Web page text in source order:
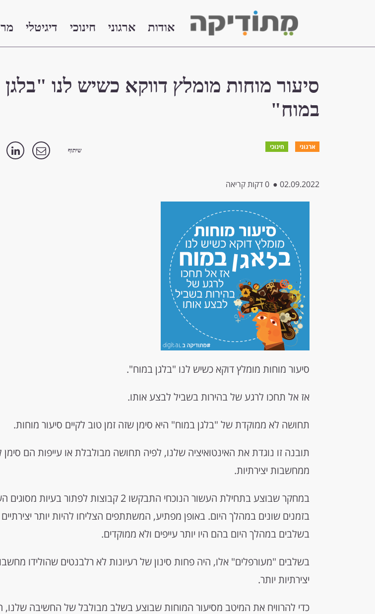
אודות ארגוני חינוכי דיגיטלי
סיעור מוחות מומלץ דווקא כשיש לנו "בלגן
במוח"
ארגוני חינוכי שיתוף
02.09.2022
● 0 דקות קריאה
סיעור מוחות מומלץ דוקא כשיש לנו "בלגן במוח".
אז אל תחכו לרגע של בהירות בשביל לבצע אותו.
תחושה לא ממוקדת של "בלגן במוח" היא סימן שזה זמן טוב לקיים סיעור מוחות.
תובנה זו נוגדת את האינטואיציה שלנו, לפיה תחושה מבולבלת או עייפות הם סימן
ממחשבות יצירתיות.
במחקר שבוצע בתחילת העשור הנוכחי התבקשו 2 קבוצות לפתור בעיות
בזמנים שונים במהלך היום. באופן מפתיע, המשתתפים הצליחו להיות יותר יצירתיים
בשלבים במהלך היום בהם היו יותר עייפים ולא ממוקדים.
בשלבים "מעורפלים" אלו, היה פחות סינון של רעיונות לא רלבנטים שהולידו
יצירתיות יותר.
כדי להרוויח את המיטב מסיעור המוחות שבוצע בשלב מבולבל של החשיבה